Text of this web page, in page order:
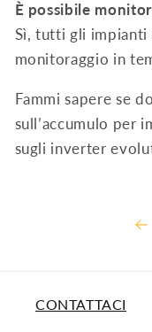
È possibile
Sì, tutti gli impianti
monitoraggio in
Fammi sapere se
sull’accumulo per
sugli inverter
CONTATTACI